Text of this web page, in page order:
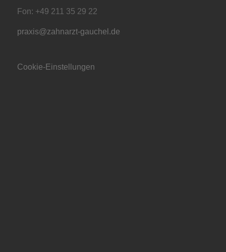
Fon: +49 211 35 29 22
praxis@zahnarzt-gauchel.de
Cookie-Einstellungen